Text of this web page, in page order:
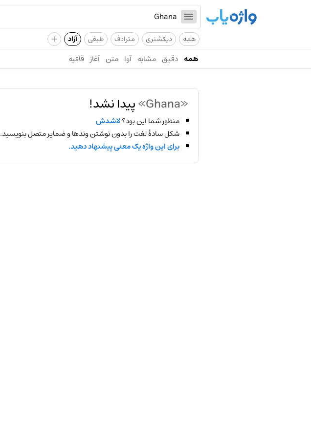
همه دیکشنری مترادف طیفی آزاد +
همه دقیق مشابه آوا متن آغاز قافیه
«Ghana» پیدا نشد!
منظور شما این بود؟لاشدش
شکل سادهٔ لغت را بدون نوشتن وندها و ضمایر متصل بنویسید.
برای این واژه یک معنی پیشنهاد دهید.